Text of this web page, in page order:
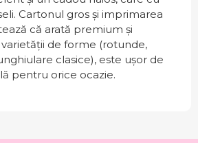
Cartonul gros și imprimarea
că arată premium și
de forme (rotunde,
clasice), este ușor de
pentru orice ocazie.